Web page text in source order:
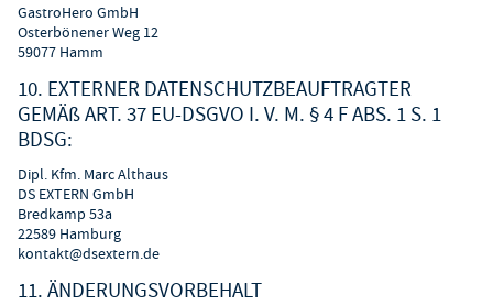
GastroHero GmbH
Osterbönener Weg 12
59077 Hamm
10. EXTERNER DATENSCHUTZBEAUFTRAGTER
GEMÄß ART. 37 EU-DSGVO I. V. M. § 4 F ABS. 1 S. 1
BDSG:
Dipl. Kfm. Marc Althaus
DS EXTERN GmbH
Bredkamp 53a
22589 Hamburg
kontakt@dsextern.de
11. ÄNDERUNGSVORBEHALT